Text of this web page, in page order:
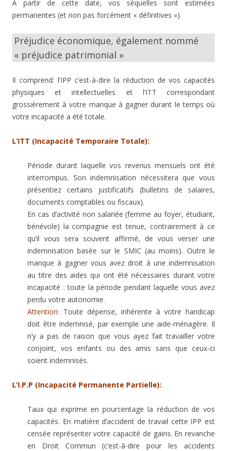
À partir de cette date, vos séquelles sont estimées
permanentes (et non pas forcément « définitives »).
Préjudice économique, également nommé
« préjudice patrimonial »
Il comprend: l’IPP c’est-à-dire la réduction de vos capacités
physiques et intellectuelles et l’ITT correspondant
grossièrement à votre manque à gagner durant le temps où
votre incapacité a été totale.
L’ITT (Incapacité Temporaire Totale):
Période durant laquelle vos revenus mensuels ont été
interrompus. Son indemnisation nécessitera que vous
présentiez certains justificatifs (bulletins de salaires,
documents comptables ou fiscaux).
En cas d’activité non salariée (femme au foyer, étudiant,
bénévole) la compagnie est tenue, contrairement à ce
qu’il vous sera souvent affirmé, de vous verser une
indemnisation basée sur le SMIC (au moins). Outre le
manque à gagner vous avez droit à une indemnisation
au titre des aides qui ont été nécessaires durant votre
incapacité : toute la période pendant laquelle vous avez
perdu votre autonomie.
Attention: Toute dépense, inhérente à votre handicap
doit être indemnisé, par exemple une aide-ménagère. Il
n’y a pas de raison que vous ayez fait travailler votre
conjoint, vos enfants ou des amis sans que ceux-ci
soient indemnisés.
L’I.P.P (Incapacité Permanente Partielle):
Taux qui exprime en pourcentage la réduction de vos
capacités. En matière d’accident de travail cette IPP est
censée représenter votre capacité de gains. En revanche
en Droit Commun (c’est-à-dire pour les accidents